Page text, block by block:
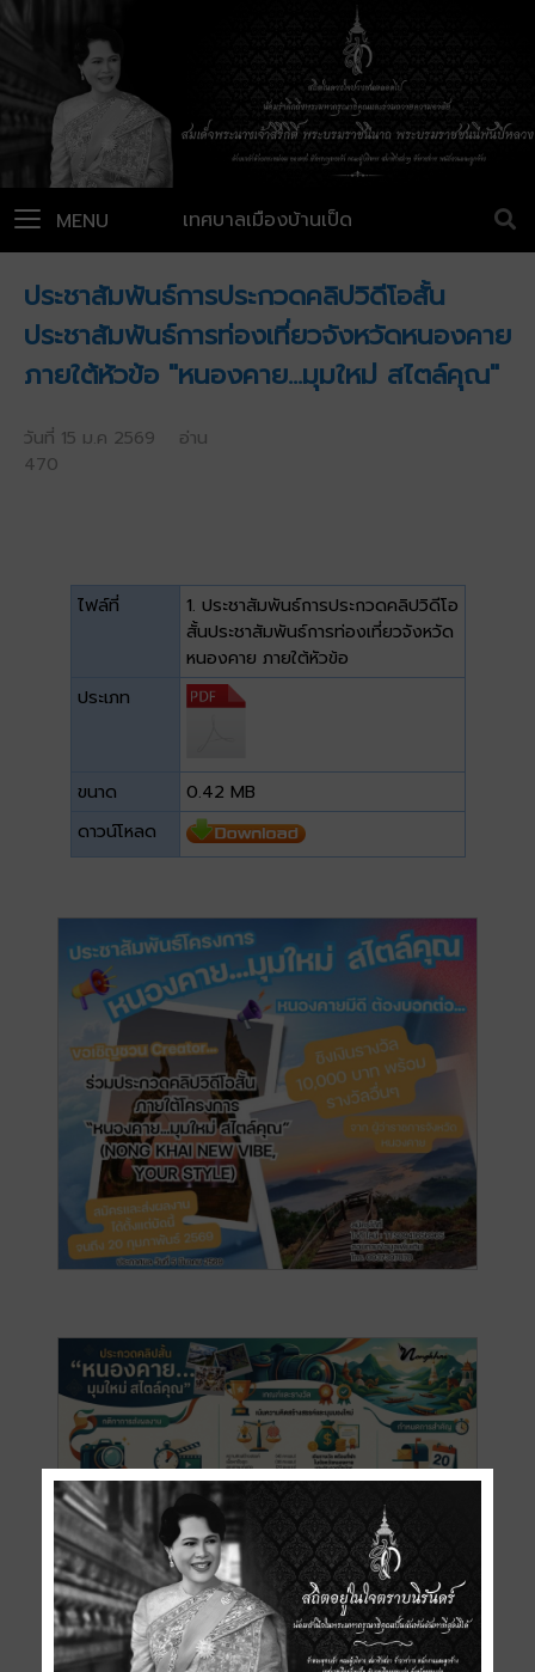
เทศบาลเมืองบ้านเป็ด
MENU
ประชาสัมพันธ์การประกวดคลิปวิดีโอสั้น
ประชาสัมพันธ์การท่องเที่ยวจังหวัดหนองคาย
ภายใต้หัวข้อ "หนองคาย...มุมใหม่ สไตล์คุณ"
วันที่ 15 ม.ค 2569 อ่าน
470
ไฟล์ที่
1. ประชาสัมพันธ์การประกวดคลิปวิดีโอ
สั้นประชาสัมพันธ์การท่องเที่ยวจังหวัด
หนองคาย ภายใต้หัวข้อ
ประเภท
ขนาด
0.42 MB
ดาวน์โหลด